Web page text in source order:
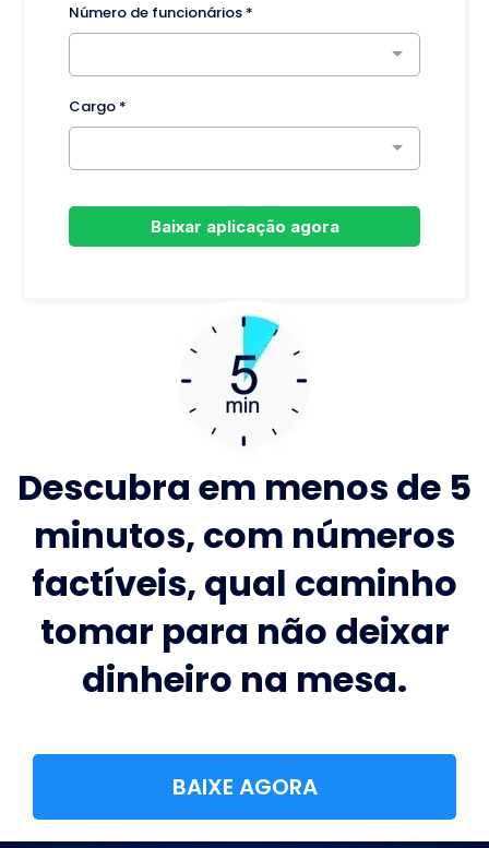
Número de funcionários *
Cargo *
Baixar aplicação agora
Descubra em menos de 5
minutos, com números
factíveis, qual caminho
tomar para não deixar
dinheiro na mesa.
BAIXE AGORA